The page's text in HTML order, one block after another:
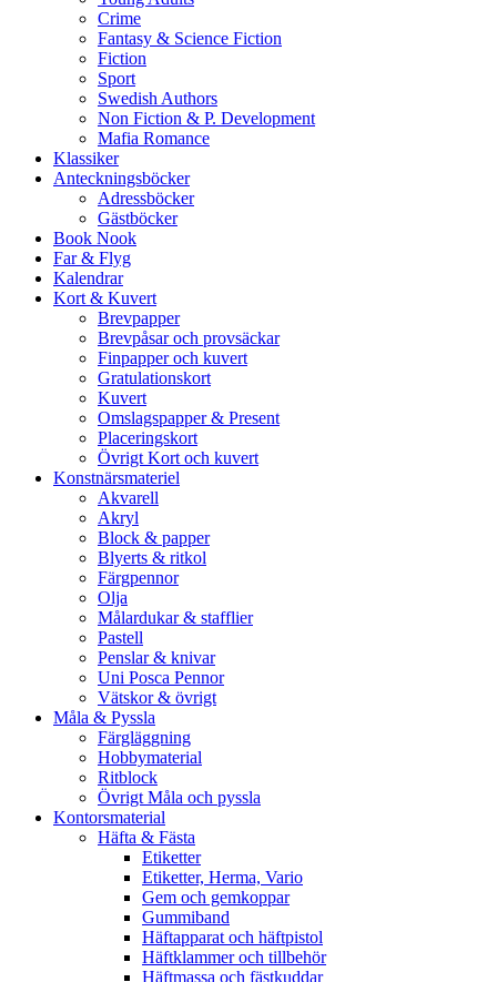
Crime
Fantasy & Science Fiction
Fiction
Sport
Swedish Authors
Non Fiction & P. Development
Mafia Romance
Klassiker
Anteckningsböcker
Adressböcker
Gästböcker
Book Nook
Far & Flyg
Kalendrar
Kort & Kuvert
Brevpapper
Brevpåsar och provsäckar
Finpapper och kuvert
Gratulationskort
Kuvert
Omslagspapper & Present
Placeringskort
Övrigt Kort och kuvert
Konstnärsmateriel
Akvarell
Akryl
Block & papper
Blyerts & ritkol
Färgpennor
Olja
Målardukar & stafflier
Pastell
Penslar & knivar
Uni Posca Pennor
Vätskor & övrigt
Måla & Pyssla
Färgläggning
Hobbymaterial
Ritblock
Övrigt Måla och pyssla
Kontorsmaterial
Häfta & Fästa
Etiketter
Etiketter, Herma, Vario
Gem och gemkoppar
Gummiband
Häftapparat och häftpistol
Häftklammer och tillbehör
Häftmassa och fästkuddar